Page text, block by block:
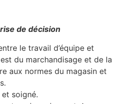
de décision
le travail d’équipe et
du marchandisage et de la
aux normes du magasin et
soigné.